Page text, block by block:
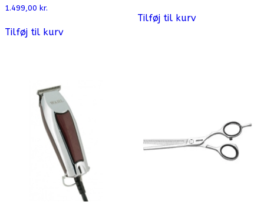
1.499,00 kr.
Tilføj til kurv
Tilføj til kurv